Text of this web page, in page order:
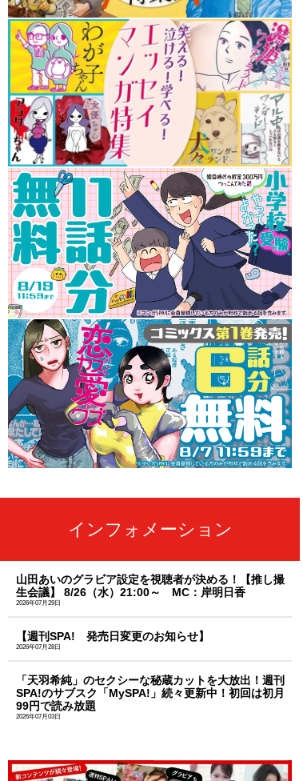
インフォメーション
山田あいのグラビア設定を視聴者が決める！【推し撮
生会議】 8/26（水）21:00～ MC：岸明日香
2026年07月29日
【週刊SPA! 発売日変更のお知らせ】
2026年07月28日
「天羽希純」のセクシーな秘蔵カットを大放出！週刊
SPA!のサブスク「MySPA!」続々更新中！初回は初月
99円で読み放題
2026年07月03日